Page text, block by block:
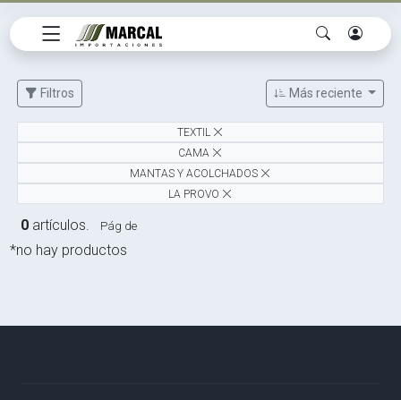
Filtros Más reciente
TEXTIL
CAMA
MANTAS Y ACOLCHADOS
LA PROVO
*no hay productos
0 artículos. Pág de